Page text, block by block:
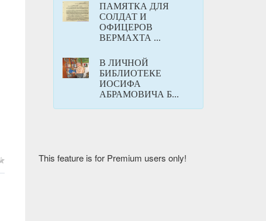
ПАМЯТКА ДЛЯ
СОЛДАТ И
ОФИЦЕРОВ
ВЕРМАХТА ...
В ЛИЧНОЙ
БИБЛИОТЕКЕ
ИОСИФА
АБРАМОВИЧА Б...
This feature is for Premium users only!